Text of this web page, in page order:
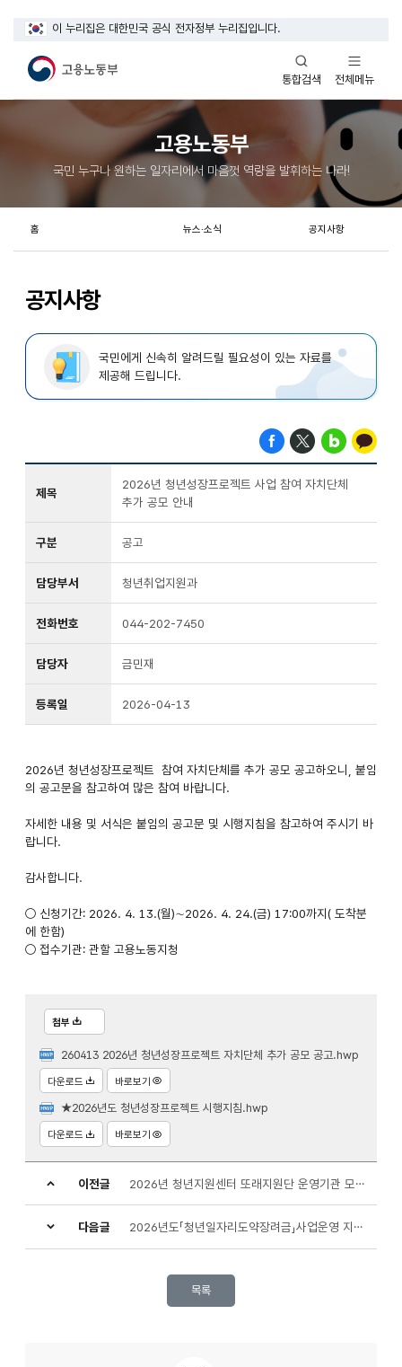
이 누리집은 대한민국 공식 전자정부 누리집입니다.
통합검색
열기
전체메뉴
열기
고용노동부
국민 누구나 원하는 일자리에서 마음껏 역량을 발휘하는 나라!
공지사항
홈 뉴스·소식 공지사항
국민에게 신속히 알려드릴 필요성이 있는 자료를
제공해 드립니다.
제목
2026년 청년성장프로젝트 사업 참여 자치단체
추가 공모 안내
구분 공고
담당부서 청년취업지원과
전화번호 044-202-7450
담당자 금민재
등록일 2026-04-13
2026년 청년성장프로젝트 참여 자치단체를 추가 공모 공고하오니, 붙임
의 공고문을 참고하여 많은 참여 바랍니다.
자세한 내용 및 서식은 붙임의 공고문 및 시행지침을 참고하여 주시기 바
랍니다.
감사합니다.
○ 신청기간: 2026. 4. 13.(월)∼2026. 4. 24.(금) 17:00까지( 도착분
에 한함)
○ 접수기관: 관할 고용노동지청
첨부
260413 2026년 청년성장프로젝트 자치단체 추가 공모 공고.hwp
다운로드 바로보기
★2026년도 청년성장프로젝트 시행지침.hwp
다운로드 바로보기
이전글 2026년 청년지원센터 또래지원단 운영기관 모집 공고
다음글 2026년도「청년일자리도약장려금」사업운영 지침 일부 개정 안내('26.4월)
목록